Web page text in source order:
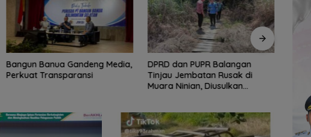
DPRD dan PUPR Balangan
Tinjau Jembatan Rusak di
DPRD Banjarmasin Dorong
Empat Regulasi Baru, Pemkot
Siap Kawal hingga Jadi Perda
42